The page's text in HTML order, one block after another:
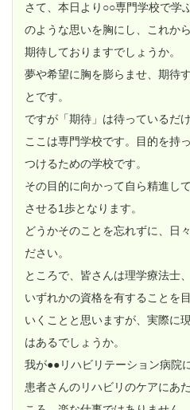
さて、本日より○○専門学校で学
のような思いを胸にし、これか
期待しておりますでしょうか。
夢や希望に胸を膨らませ、期待
とです。
ですが「期待」は待っているだ
ここは専門学校です。目的を持
つけるための学校です。
その目的に向かって自ら精進し
させる1歩となります。
どうかそのことを忘れずに、日
ださい。
ところで、皆さんは理学療法士
いずれかの資格を有することを
いくことと思いますが、実際に
はあるでしょうか。
我が●●リハビリテーション病院
患者さんのリハビリのケアにあ